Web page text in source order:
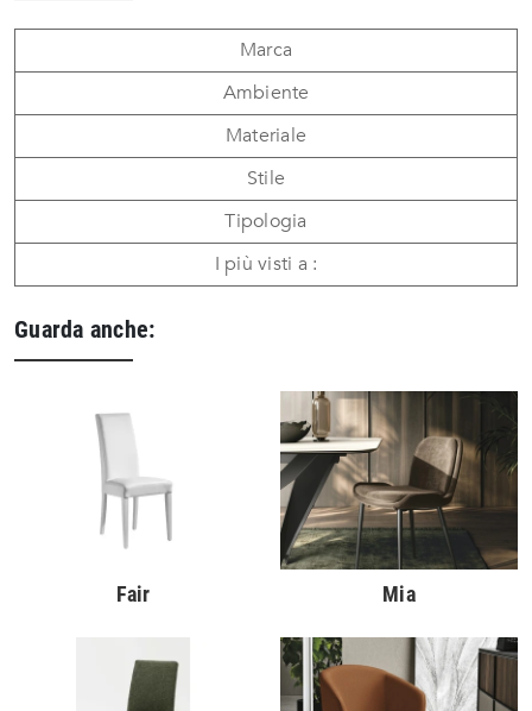
Marca
Ambiente
Materiale
Stile
Tipologia
I più visti a :
Guarda anche:
Fair Mia